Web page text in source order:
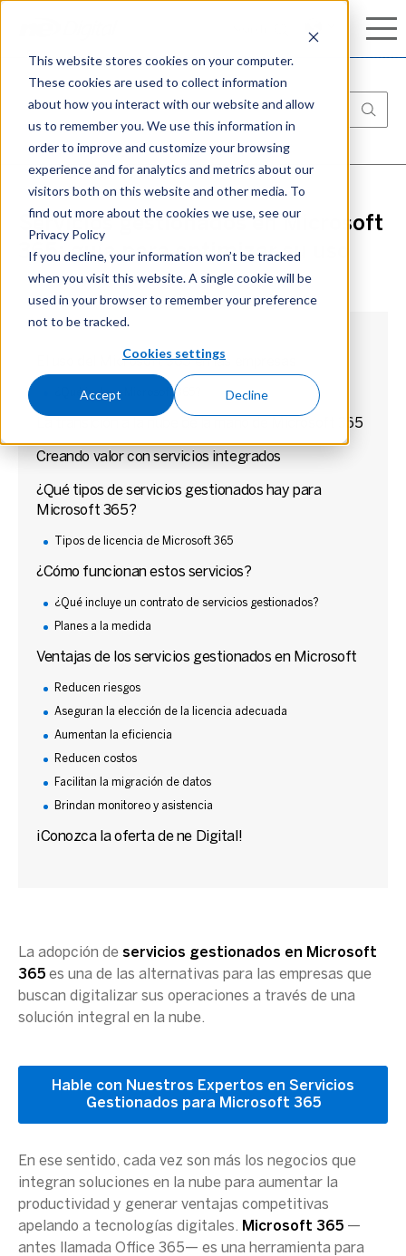
This website stores cookies on your computer.
These cookies are used to collect information
about how you interact with our website and allow
us to remember you. We use this information in
order to improve and customize your browsing
experience and for analytics and metrics about our
visitors both on this website and other media. To
find out more about the cookies we use, see our
Privacy Policy
If you decline, your information won’t be tracked
when you visit this website. A single cookie will be
used in your browser to remember your preference
not to be tracked.
Cookies settings
Accept Decline
Aprenda más
Servicios gestionados en Microsoft
365: guía para optimizar su uso
El uso del Microsoft 365 en las empresas
¿Qué incluye Microsoft 365?
La transición a la nube de la mano de Microsoft 365
Creando valor con servicios integrados
¿Qué tipos de servicios gestionados hay para
Microsoft 365?
Tipos de licencia de Microsoft 365
¿Cómo funcionan estos servicios?
¿Qué incluye un contrato de servicios gestionados?
Planes a la medida
Ventajas de los servicios gestionados en Microsoft
Reducen riesgos
Aseguran la elección de la licencia adecuada
Aumentan la eficiencia
Reducen costos
Facilitan la migración de datos
Brindan monitoreo y asistencia
¡Conozca la oferta de ne Digital!
La adopción de servicios gestionados en Microsoft
365 es una de las alternativas para las empresas que
buscan digitalizar sus operaciones a través de una
solución integral en la nube.
Hable con Nuestros Expertos en Servicios
Gestionados para Microsoft 365
En ese sentido, cada vez son más los negocios que
integran soluciones en la nube para aumentar la
productividad y generar ventajas competitivas
apelando a tecnologías digitales. Microsoft 365 —
antes llamada Office 365— es una herramienta para